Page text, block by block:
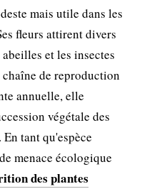
mais utile dans les
fleurs attirent divers
et les insectes
de reproduction
annuelle, elle
végétale des
tant qu'espèce
menace écologique
des plantes